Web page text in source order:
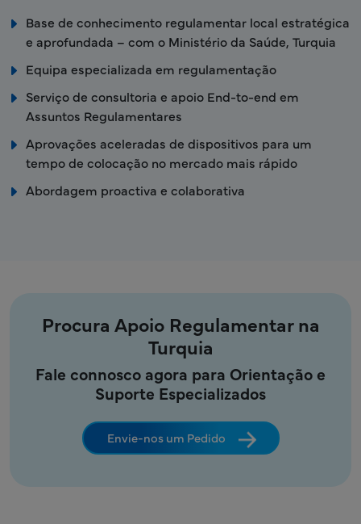
Base de conhecimento regulamentar local estratégica
e aprofundada – com o Ministério da Saúde, Turquia
Equipa especializada em regulamentação
Serviço de consultoria e apoio End-to-end em
Assuntos Regulamentares
Aprovações aceleradas de dispositivos para um
tempo de colocação no mercado mais rápido
Abordagem proactiva e colaborativa
Procura Apoio Regulamentar na
Turquia
Fale connosco agora para Orientação e
Suporte Especializados
Envie-nos um Pedido